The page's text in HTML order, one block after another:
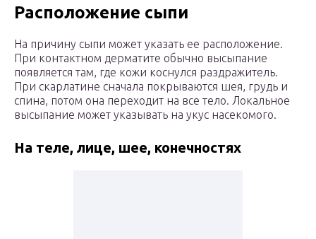
Расположение сыпи
На причину сыпи может указать ее расположение.
При контактном дерматите обычно высыпание
появляется там, где кожи коснулся раздражитель.
При скарлатине сначала покрываются шея, грудь и
спина, потом она переходит на все тело. Локальное
высыпание может указывать на укус насекомого.
На теле, лице, шее, конечностях